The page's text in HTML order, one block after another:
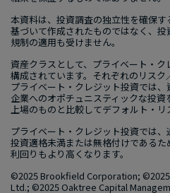
本資料は、​投資調査の​独立性を​確保
基づいて​作成された​ものではなく、​
規制の​適用も​受けません。
資産クラスと​して、​プライベート・
構成されています。​それぞれの​リスク
プライベート・クレジット投資では
企業への​オポチュニスティックな​投資
上場の​ものと​比較して​デフォルト・リ
プライベート・クレジット投資では
投資適格未満または​無格付けである​
利回りもより​高くなります。
©2025 Brookfield Corporation;
Ltd.; ©2025 Oaktree Capital